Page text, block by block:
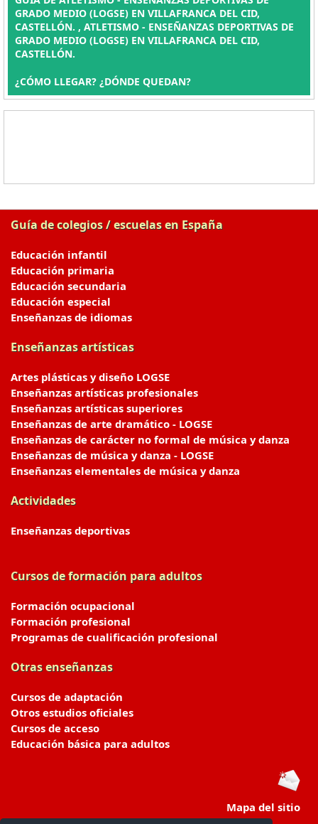
GRADO MEDIO (LOGSE) EN VILLAFRANCA DEL CID,
CASTELLÓN. , ATLETISMO - ENSEÑANZAS DEPORTIVAS DE
GRADO MEDIO (LOGSE) EN VILLAFRANCA DEL CID,
CASTELLÓN.
¿CÓMO LLEGAR? ¿DÓNDE QUEDAN?
Guía de colegios / escuelas en España
Educación infantil
Educación primaria
Educación secundaria
Educación especial
Enseñanzas de idiomas
Enseñanzas artísticas
Artes plásticas y diseño LOGSE
Enseñanzas artísticas profesionales
Enseñanzas artísticas superiores
Enseñanzas de arte dramático - LOGSE
Enseñanzas de carácter no formal de música y danza
Enseñanzas de música y danza - LOGSE
Enseñanzas elementales de música y danza
Actividades
Enseñanzas deportivas
Cursos de formación para adultos
Formación ocupacional
Formación profesional
Programas de cualificación profesional
Otras enseñanzas
Cursos de adaptación
Otros estudios oficiales
Cursos de acceso
Educación básica para adultos
Mapa del sitio